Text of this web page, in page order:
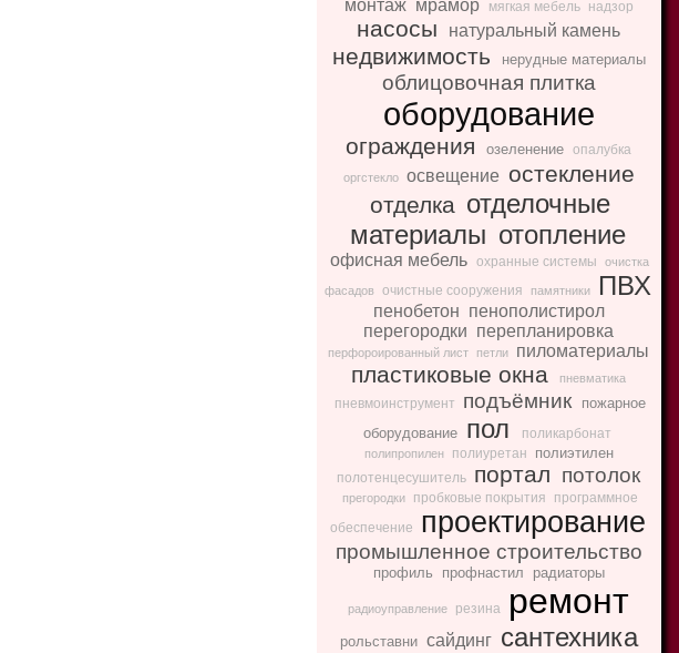
монтаж мрамор мягкая мебель надзор
насосы натуральный камень
недвижимость нерудные материалы
облицовочная плитка
оборудование
ограждения озеленение опалубка
оргстекло освещение остекление
отделка отделочные
материалы отопление
офисная мебель охранные системы очистка
фасадов очистные сооружения памятники ПВХ
пенобетон пенополистирол
перегородки перепланировка
перфороированный лист петли пиломатериалы
пластиковые окна пневматика
пневмоинструмент подъёмник
пожарное
оборудование пол поликарбонат
полипропилен полиуретан полиэтилен
полотенцесушитель портал потолок
прегородки пробковые покрытия
программное
обеспечение
проектирование
промышленное строительство
профиль профнастил радиаторы
радиоуправление резина ремонт
рольставни сайдинг сантехника